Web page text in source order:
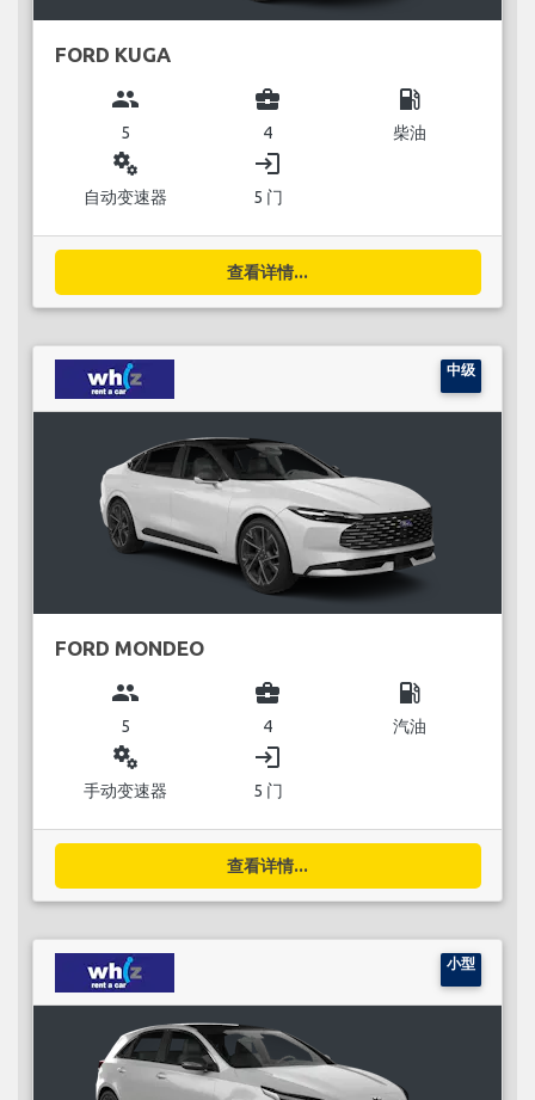
FORD KUGA
group
5
business_center
4
local_gas_station
柴油
miscellaneous_services
自动变速器
login
5 门
查看详情...
中级
FORD MONDEO
group
5
business_center
4
local_gas_station
汽油
miscellaneous_services
手动变速器
login
5 门
查看详情...
小型